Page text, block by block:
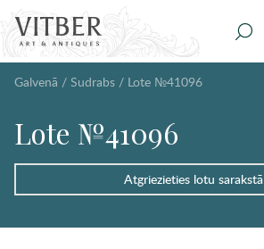
Galvenā / Sudrabs / Lote №41096
Lote №41096
Atgriezieties lotu sarakstā